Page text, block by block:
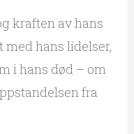
kraften av hans
hans lidelser,
i hans død – om
fra